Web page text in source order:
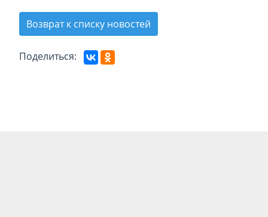
Возврат к списку новостей
Поделиться: